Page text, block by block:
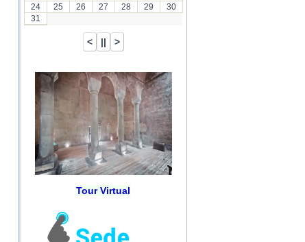
24
25 26 27 28 29
30
31
Tour Virtual